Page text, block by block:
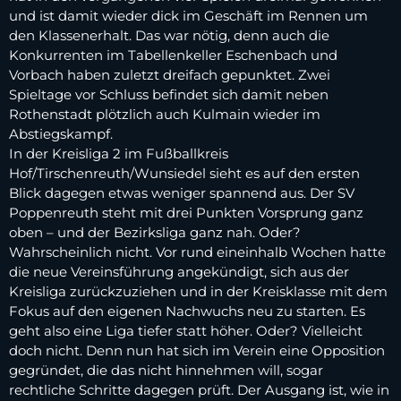
und ist damit wieder dick im Geschäft im Rennen um
den Klassenerhalt. Das war nötig, denn auch die
Konkurrenten im Tabellenkeller Eschenbach und
Vorbach haben zuletzt dreifach gepunktet. Zwei
Spieltage vor Schluss befindet sich damit neben
Rothenstadt plötzlich auch Kulmain wieder im
Abstiegskampf.
In der Kreisliga 2 im Fußballkreis
Hof/Tirschenreuth/Wunsiedel sieht es auf den ersten
Blick dagegen etwas weniger spannend aus. Der SV
Poppenreuth steht mit drei Punkten Vorsprung ganz
oben – und der Bezirksliga ganz nah. Oder?
Wahrscheinlich nicht. Vor rund eineinhalb Wochen hatte
die neue Vereinsführung angekündigt, sich aus der
Kreisliga zurückzuziehen und in der Kreisklasse mit dem
Fokus auf den eigenen Nachwuchs neu zu starten. Es
geht also eine Liga tiefer statt höher. Oder? Vielleicht
doch nicht. Denn nun hat sich im Verein eine Opposition
gegründet, die das nicht hinnehmen will, sogar
rechtliche Schritte dagegen prüft. Der Ausgang ist, wie in